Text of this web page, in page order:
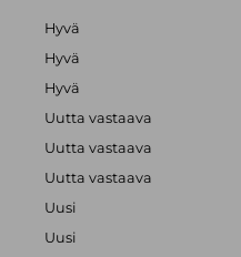
Hyvä
Hyvä
Hyvä
Uutta vastaava
Uutta vastaava
Uutta vastaava
Uusi
Uusi